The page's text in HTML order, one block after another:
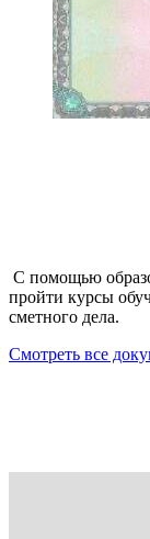
С помощью
пройти курсы
сметного дела.
Смотреть все